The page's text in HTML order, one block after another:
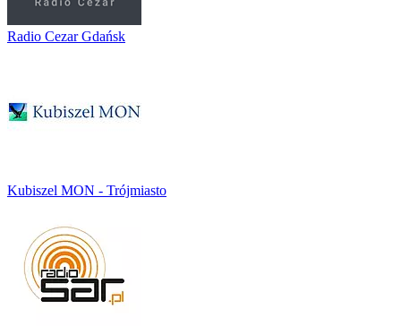
Radio Cezar Gdańsk
Kubiszel MON - Trójmiasto